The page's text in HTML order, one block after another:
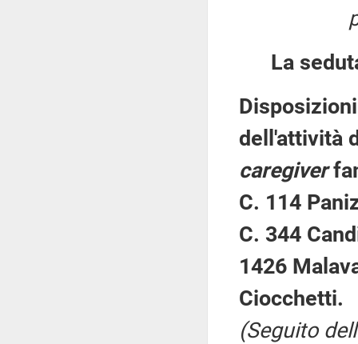
La
dell'attività
caregiver
C. 114
C. 344
1426
Ciocchetti.
(Seguito